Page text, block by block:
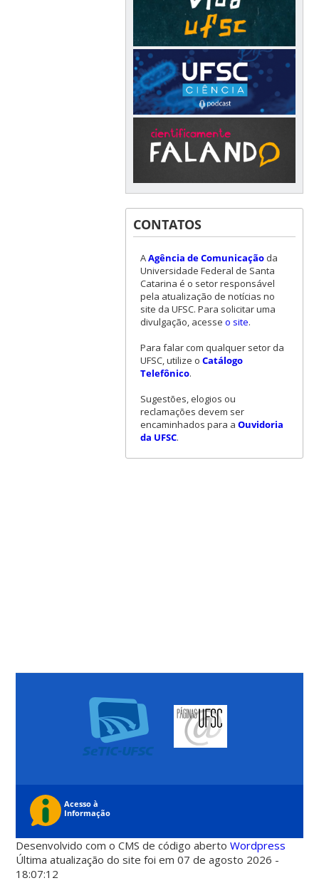
CONTATOS
AAgência de Comunicaçãoda
Universidade Federal de Santa
Catarina é o setor responsável
pela atualização de notícias no
site da UFSC. Para solicitar uma
divulgação, acesse o site.
Para falar com qualquer setor da
UFSC, utilize o Catálogo
Telefônico.
Sugestões, elogios ou
reclamações devem ser
encaminhados para a Ouvidoria
da UFSC.
Desenvolvido com o CMS de código abertoWordpress
Última atualização do site foi em 07 de agosto 2026 -
18:07:12